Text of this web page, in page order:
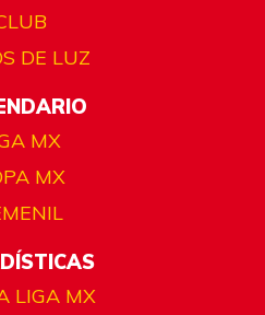
DE LUZ
MX
MX
LIGA MX